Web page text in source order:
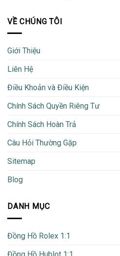
VỀ CHÚNG TÔI
Giới Thiệu
Liên Hệ
Điều Khoản và Điều Kiện
Chính Sách Quyền Riêng Tư
Chính Sách Hoàn Trả
Câu Hỏi Thường Gặp
Sitemap
Blog
DANH MỤC
Đồng Hồ Rolex 1:1